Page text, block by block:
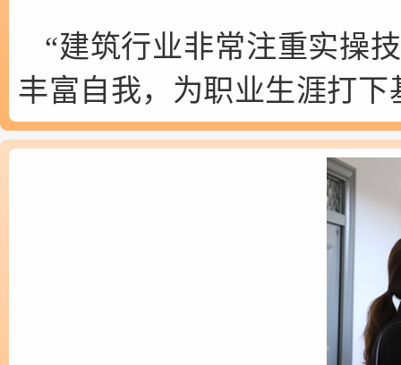
“建筑行业非常注重实操
丰富自我，为职业生涯打下